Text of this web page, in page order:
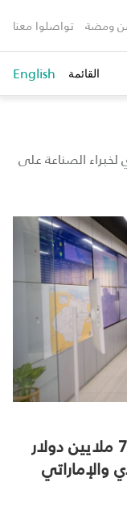
ومضة تواصلوا معنا
القائمة English
لخبراء الصناعة على
شركة eMushrif العمانية تجمع 7.5 ملايين دولار